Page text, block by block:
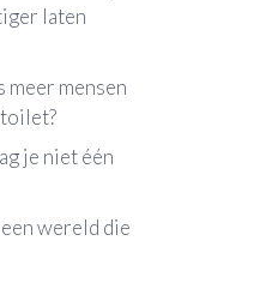
laten
meer mensen
je niet één
wereld die